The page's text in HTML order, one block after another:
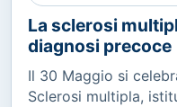
La sclerosi
diagnosi precoce
Il 30 Maggio si
Sclerosi multipla,